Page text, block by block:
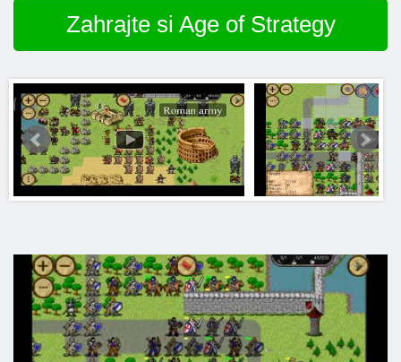
Zahrajte si Age of Strategy